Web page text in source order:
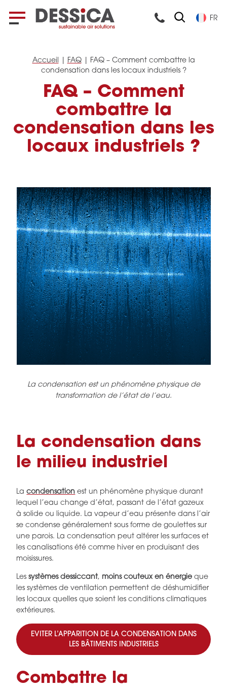
FR
Accueil FAQ| FAQ – Comment combattre la
condensation dans les locaux industriels ?
FAQ – Comment
combattre la
condensation dans les
locaux industriels ?
La condensation est un phénomène physique de
transformation de l’état de l’eau.
La condensation dans
le milieu industriel
Lacondensation est un phénomène physique durant
lequel l’eau change d’état, passant de l’état gazeux
à solide ou liquide. La vapeur d’eau présente dans l’air
se condense généralement sous forme de goulettes sur
une parois. La condensation peut altérer les surfaces et
les canalisations été comme hiver en produisant des
moisissures.
Lessystèmes dessiccant, moins couteux en énergie que
les systèmes de ventilation permettent de déshumidifier
les locaux quelles que soient les conditions climatiques
extérieures.
EVITER L’APPARITION DE LA CONDENSATION DANS
LES BÂTIMENTS INDUSTRIELS
Combattre la